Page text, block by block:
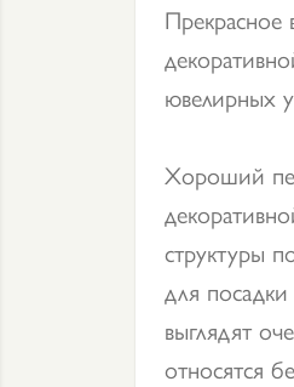
Прекрасное
ювелирных
Хороший
структуры
для
выглядят
относятся